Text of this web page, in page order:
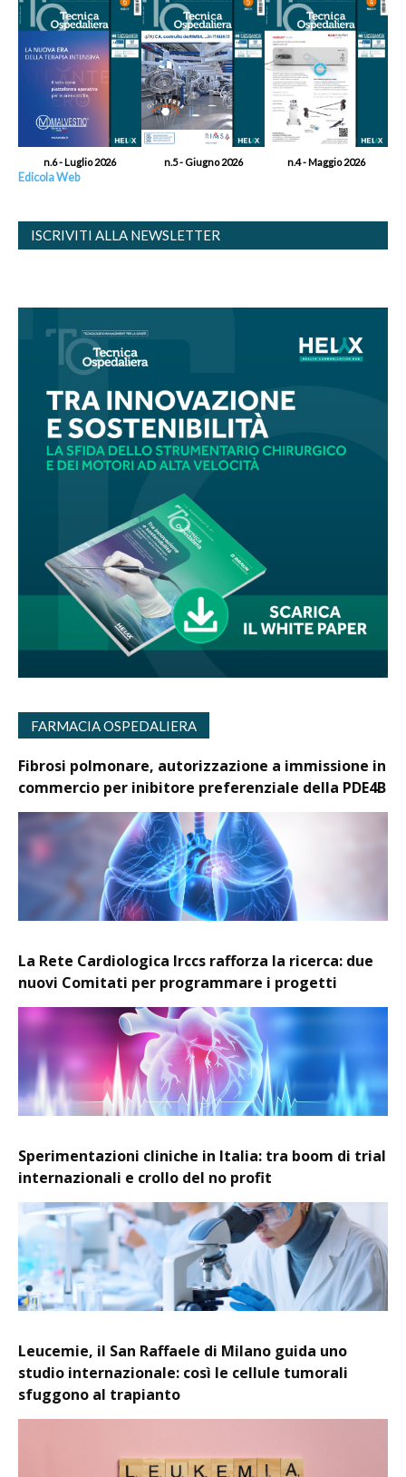
n.6 - Luglio 2026 n.5 - Giugno 2026 n.4 - Maggio 2026
Edicola Web
ISCRIVITI ALLA NEWSLETTER
FARMACIA OSPEDALIERA
Fibrosi polmonare, autorizzazione a immissione in
commercio per inibitore preferenziale della PDE4B
La Rete Cardiologica Irccs rafforza la ricerca: due
nuovi Comitati per programmare i progetti
Sperimentazioni cliniche in Italia: tra boom di trial
internazionali e crollo del no profit
Leucemie, il San Raffaele di Milano guida uno
studio internazionale: così le cellule tumorali
sfuggono al trapianto